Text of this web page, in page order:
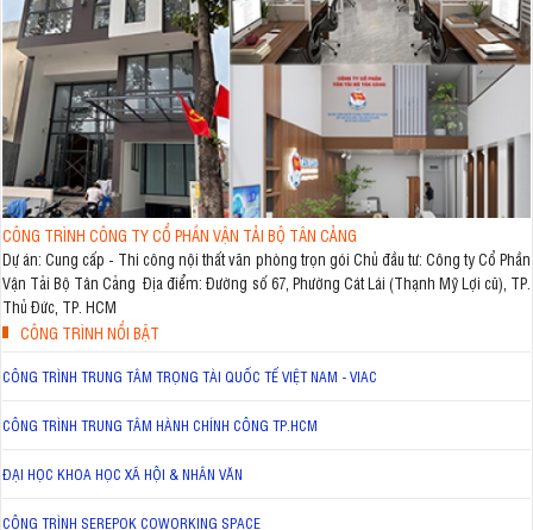
CÔNG TRÌNH CÔNG TY CỔ PHẦN VẬN TẢI BỘ TÂN CẢNG
Dự án: Cung cấp - Thi công nội thất văn phòng trọn gói Chủ đầu tư: Công ty Cổ Phần
Vận Tải Bộ Tân Cảng Địa điểm: Đường số 67, Phường Cát Lái (Thạnh Mỹ Lợi cũ), TP.
Thủ Đức, TP. HCM
CÔNG TRÌNH NỔI BẬT
CÔNG TRÌNH TRUNG TÂM TRỌNG TÀI QUỐC TẾ VIỆT NAM - VIAC
CÔNG TRÌNH TRUNG TÂM HÀNH CHÍNH CÔNG TP.HCM
ĐẠI HỌC KHOA HỌC XÃ HỘI & NHÂN VĂN
CÔNG TRÌNH SEREPOK COWORKING SPACE